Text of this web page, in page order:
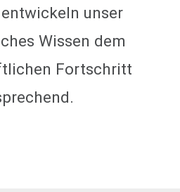
unser
Wissen dem
Fortschritt